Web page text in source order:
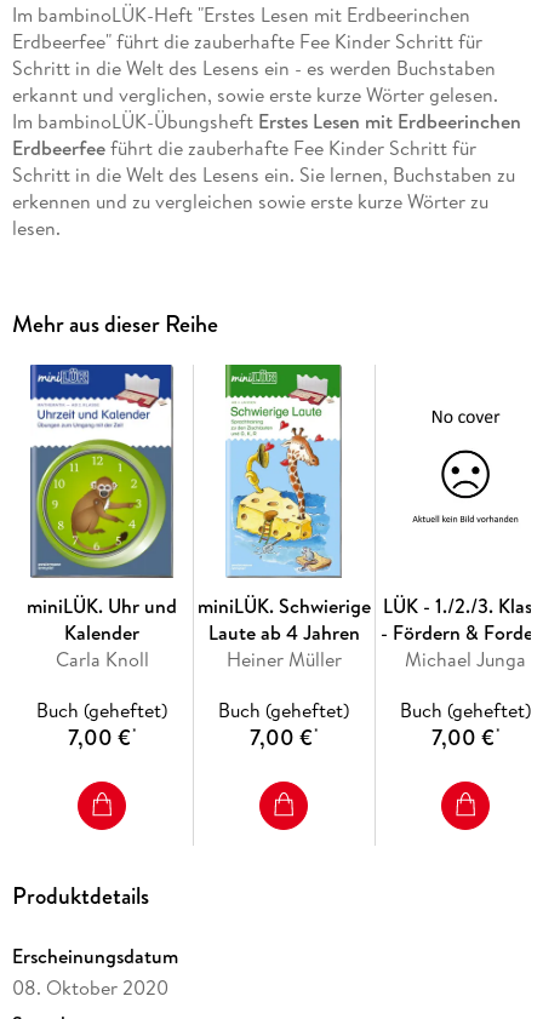
Im bambinoLÜK-Heft "Erstes Lesen mit Erdbeerinchen
Erdbeerfee" führt die zauberhafte Fee Kinder Schritt für
Schritt in die Welt des Lesens ein - es werden Buchstaben
erkannt und verglichen, sowie erste kurze Wörter gelesen.
Im bambinoLÜK-Übungsheft Erstes Lesen mit Erdbeerinchen
Erdbeerfeeführt die zauberhafte Fee Kinder Schritt für
Schritt in die Welt des Lesens ein. Sie lernen, Buchstaben zu
erkennen und zu vergleichen sowie erste kurze Wörter zu
lesen.
Wo ist der gleiche Buchstabe?
Welcher Buchstabe ist anders?
Welches Wort steht nur einmal da?
Mit welchem Laut beginnt das Wort?
Suche das gleiche Wort!
Welches Bild gehört zum Anfangslaut?
Finde den Wortanfang!
Das kannst du schon lesen!
Setze richtig zusammen!
Kannst du das lesen?
bambinoLÜK-Kontrollgerät.
Mehr aus dieser Reihe
miniLÜK. Uhr und
Kalender
Carla Knoll
Buch (geheftet)
7,00 €*
miniLÜK. Schwierige
Laute ab 4 Jahren
Heiner Müller
Buch (geheftet)
7,00 €*
LÜK - 1./2./3.
- Fördern &
Rätseltrainer
Michael Junga
Buch (geheftet)
7,00 €*
Produktdetails
Erscheinungsdatum
08. Oktober 2020